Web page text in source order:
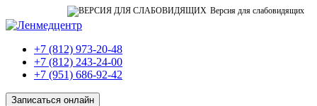
Версия для слабовидящих
+7 (812) 973-20-48
+7 (812) 243-24-00
+7 (951) 686-92-42
Записаться онлайн